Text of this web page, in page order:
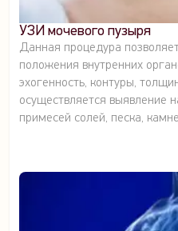
УЗИ мочевого пузыря
Данная процедура
положения внутренних
эхогенность, контуры,
осуществляется выявление
примесей солей, песка,